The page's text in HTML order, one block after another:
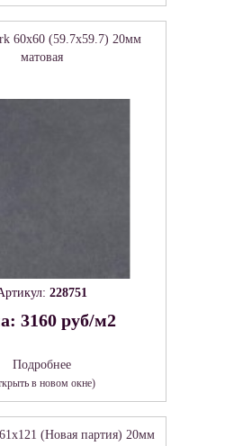
60х60 (59.7х59.7) 20мм
матовая
228751
3160 руб/м2
Подробнее
в новом окне)
(Новая партия) 20мм